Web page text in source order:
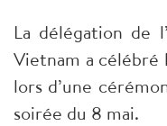
La délégation de
Vietnam a célébré
lors d’une
soirée du 8 mai.